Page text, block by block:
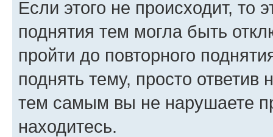
Если этого не происходит, то
поднятия тем могла быть
пройти до повторного
поднять тему, просто ответив
тем самым вы не нарушаете
находитесь.